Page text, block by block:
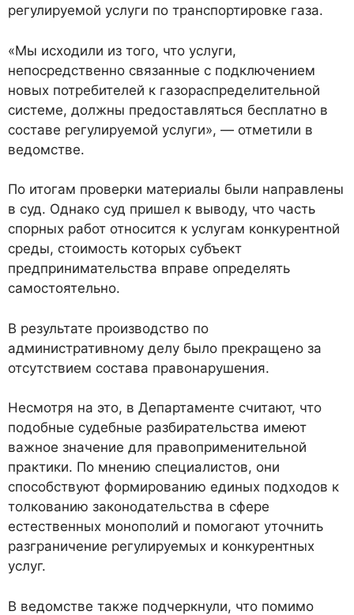
регулируемой услуги по транспортировке газа.
«Мы исходили из того, что услуги,
непосредственно связанные с подключением
новых потребителей к газораспределительной
системе, должны предоставляться бесплатно в
составе регулируемой услуги», — отметили в
ведомстве.
По итогам проверки материалы были направлены
в суд. Однако суд пришел к выводу, что часть
спорных работ относится к услугам конкурентной
среды, стоимость которых субъект
предпринимательства вправе определять
самостоятельно.
В результате производство по
административному делу было прекращено за
отсутствием состава правонарушения.
Несмотря на это, в Департаменте считают, что
подобные судебные разбирательства имеют
важное значение для правоприменительной
практики. По мнению специалистов, они
способствуют формированию единых подходов к
толкованию законодательства в сфере
естественных монополий и помогают уточнить
разграничение регулируемых и конкурентных
услуг.
В ведомстве также подчеркнули, что помимо